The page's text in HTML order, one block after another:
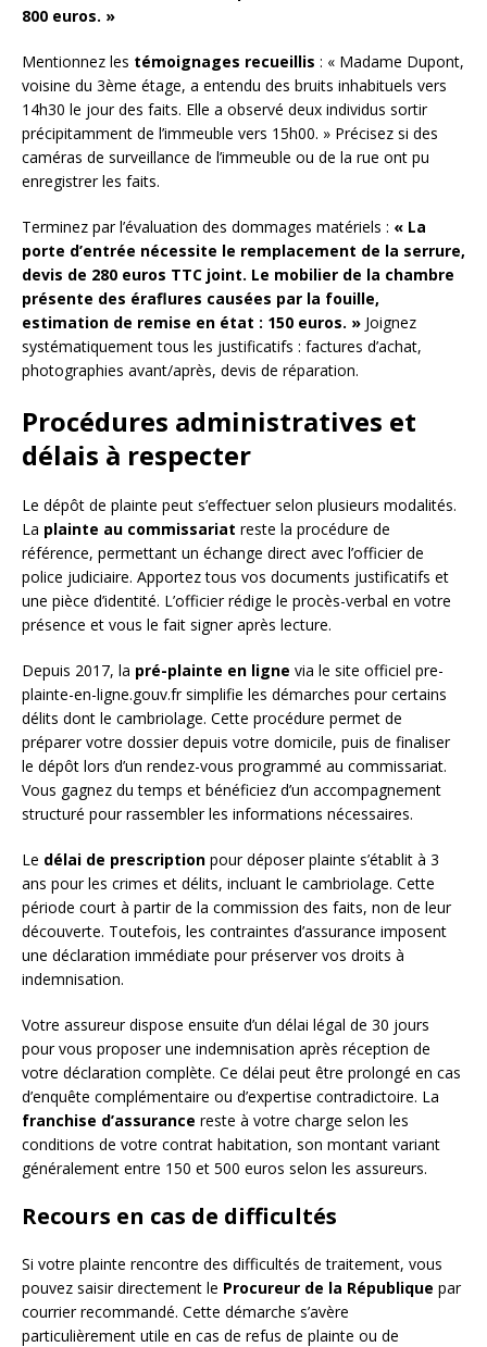
800 euros. »
Mentionnez les témoignages recueillis : « Madame Dupont,
voisine du 3ème étage, a entendu des bruits inhabituels vers
14h30 le jour des faits. Elle a observé deux individus sortir
précipitamment de l’immeuble vers 15h00. » Précisez si des
caméras de surveillance de l’immeuble ou de la rue ont pu
enregistrer les faits.
Terminez par l’évaluation des dommages matériels : « La
porte d’entrée nécessite le remplacement de la serrure,
devis de 280 euros TTC joint. Le mobilier de la chambre
présente des éraflures causées par la fouille,
estimation de remise en état : 150 euros. » Joignez
systématiquement tous les justificatifs : factures d’achat,
photographies avant/après, devis de réparation.
Procédures administratives et
délais à respecter
Le dépôt de plainte peut s’effectuer selon plusieurs modalités.
La plainte au commissariat reste la procédure de
référence, permettant un échange direct avec l’officier de
police judiciaire. Apportez tous vos documents justificatifs et
une pièce d’identité. L’officier rédige le procès-verbal en votre
présence et vous le fait signer après lecture.
Depuis 2017, la pré-plainte en ligne via le site officiel pre-
plainte-en-ligne.gouv.fr simplifie les démarches pour certains
délits dont le cambriolage. Cette procédure permet de
préparer votre dossier depuis votre domicile, puis de finaliser
le dépôt lors d’un rendez-vous programmé au commissariat.
Vous gagnez du temps et bénéficiez d’un accompagnement
structuré pour rassembler les informations nécessaires.
Le délai de prescription pour déposer plainte s’établit à 3
ans pour les crimes et délits, incluant le cambriolage. Cette
période court à partir de la commission des faits, non de leur
découverte. Toutefois, les contraintes d’assurance imposent
une déclaration immédiate pour préserver vos droits à
indemnisation.
Votre assureur dispose ensuite d’un délai légal de 30 jours
pour vous proposer une indemnisation après réception de
votre déclaration complète. Ce délai peut être prolongé en cas
d’enquête complémentaire ou d’expertise contradictoire. La
franchise d’assurance reste à votre charge selon les
conditions de votre contrat habitation, son montant variant
généralement entre 150 et 500 euros selon les assureurs.
Recours en cas de difficultés
Si votre plainte rencontre des difficultés de traitement, vous
pouvez saisir directement le Procureur de la République par
courrier recommandé. Cette démarche s’avère
particulièrement utile en cas de refus de plainte ou de